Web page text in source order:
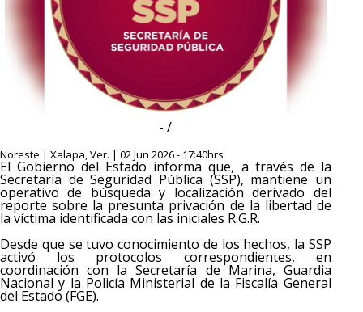
- /
Noreste | Xalapa, Ver. | 02 Jun 2026 - 17:40hrs
El Gobierno del Estado informa que, a través de la
Secretaría de Seguridad Pública (SSP), mantiene un
operativo de búsqueda y localización derivado del
reporte sobre la presunta privación de la libertad de
la víctima identificada con las iniciales R.G.R.
Desde que se tuvo conocimiento de los hechos, la SSP
activó los protocolos correspondientes, en
coordinación con la Secretaría de Marina, Guardia
Nacional y la Policía Ministerial de la Fiscalía General
del Estado (FGE).